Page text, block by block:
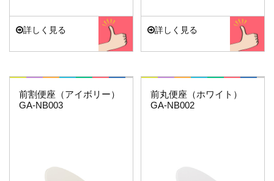
詳しく見る 詳しく見る
これエエやん
前割便座（アイボリー）
GA-NB003
これエエやん
前丸便座（ホワイト）
GA-NB002